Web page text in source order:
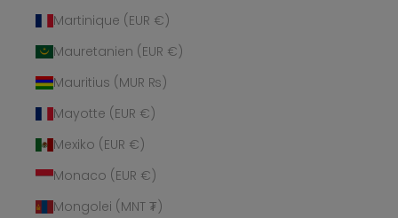
Martinique (EUR €)
Mauretanien (EUR €)
Mauritius (MUR ₨)
Mayotte (EUR €)
Mexiko (EUR €)
Monaco (EUR €)
Mongolei (MNT ₮)